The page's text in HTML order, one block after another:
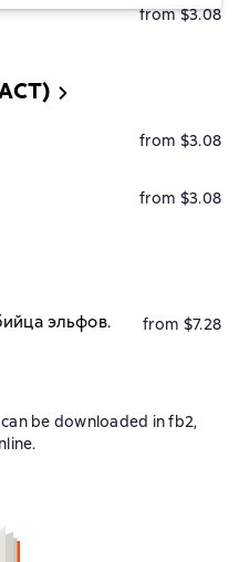
from $3.08
from $3.08
from $3.08
эльфов.
from $7.28
be downloaded in fb2,